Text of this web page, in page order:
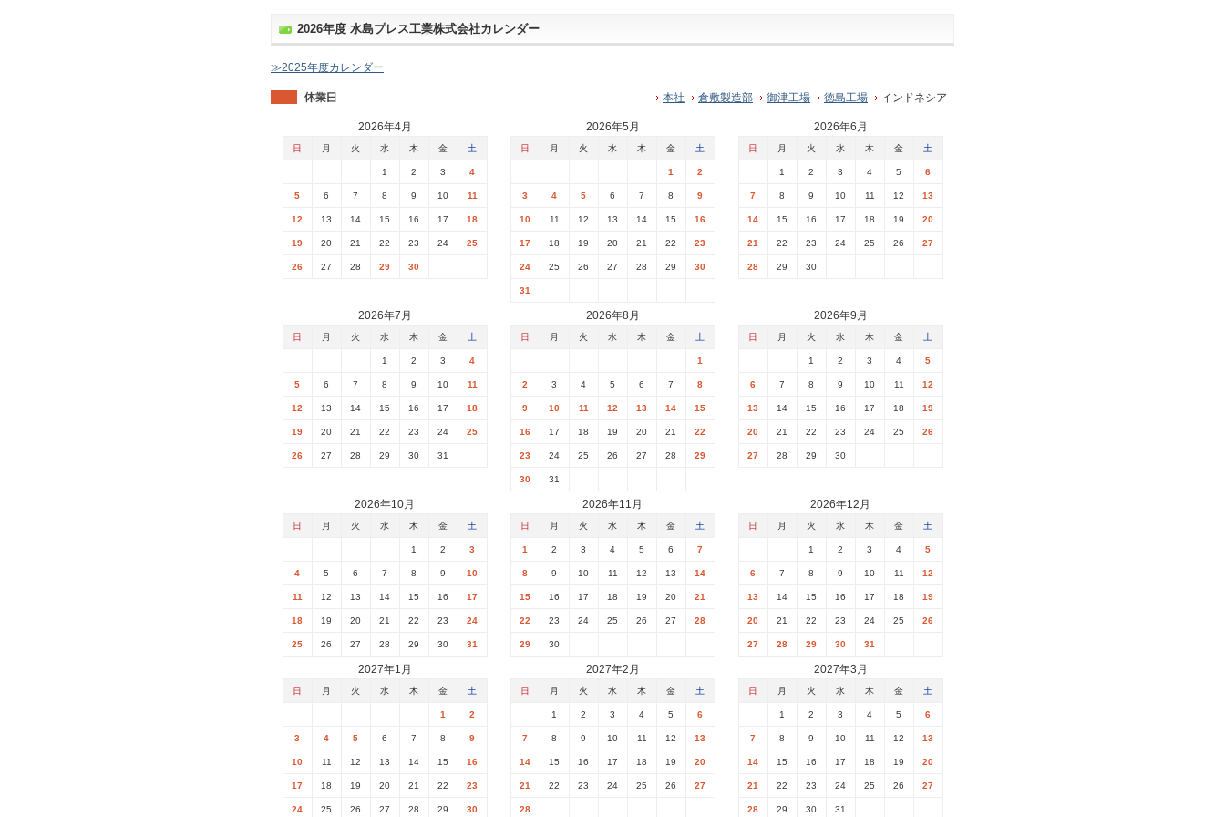
2026年度 水島プレス工業株式会社カレンダー
≫2025年度カレンダー
本社 倉敷製造部 御津工場 徳島工場 インドネシア
2026年4月
日 月 火 水 木 金 土
1 2 3 4
5 6 7 8 9 10 11
12 13 14 15 16 17 18
19 20 21 22 23 24 25
26 27 28 29 30
2026年5月
日 月 火 水 木 金 土
1 2
3 4 5 6 7 8 9
10 11 12 13 14 15 16
17 18 19 20 21 22 23
24 25 26 27 28 29 30
31
2026年6月
日 月 火 水 木 金 土
1 2 3 4 5 6
7 8 9 10 11 12 13
14 15 16 17 18 19 20
21 22 23 24 25 26 27
28 29 30
2026年7月
日 月 火 水 木 金 土
1 2 3 4
5 6 7 8 9 10 11
12 13 14 15 16 17 18
19 20 21 22 23 24 25
26 27 28 29 30 31
2026年8月
日 月 火 水 木 金 土
1
2 3 4 5 6 7 8
9 10 11 12 13 14 15
16 17 18 19 20 21 22
23 24 25 26 27 28 29
30 31
2026年9月
日 月 火 水 木 金 土
1 2 3 4 5
6 7 8 9 10 11 12
13 14 15 16 17 18 19
20 21 22 23 24 25 26
27 28 29 30
2026年10月
日 月 火 水 木 金 土
1 2 3
4 5 6 7 8 9 10
11 12 13 14 15 16 17
18 19 20 21 22 23 24
25 26 27 28 29 30 31
2026年11月
日 月 火 水 木 金 土
1 2 3 4 5 6 7
8 9 10 11 12 13 14
15 16 17 18 19 20 21
22 23 24 25 26 27 28
29 30
2026年12月
日 月 火 水 木 金 土
1 2 3 4 5
6 7 8 9 10 11 12
13 14 15 16 17 18 19
20 21 22 23 24 25 26
27 28 29 30 31
2027年1月
日 月 火 水 木 金 土
1 2
3 4 5 6 7 8 9
10 11 12 13 14 15 16
17 18 19 20 21 22 23
24 25 26 27 28 29 30
2027年2月
日 月 火 水 木 金 土
1 2 3 4 5 6
7 8 9 10 11 12 13
14 15 16 17 18 19 20
21 22 23 24 25 26 27
28
2027年3月
日 月 火 水 木 金 土
1 2 3 4 5 6
7 8 9 10 11 12 13
14 15 16 17 18 19 20
21 22 23 24 25 26 27
28 29 30 31